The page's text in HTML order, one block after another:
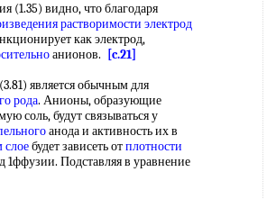
видно, что благодаря
растворимости электрод
как электрод,
анионов.
[c.21]
является обычным для
рода. Анионы, образующие
соль, будут связываться у
анода и активность их в
слоебудет зависеть отплотности
1ффузии. Подставляя в уравнение